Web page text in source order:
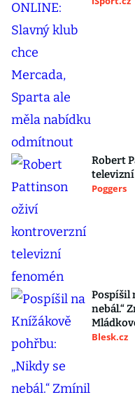
Robert
Poggers
Pospíšil
nebál.“
Blesk.cz